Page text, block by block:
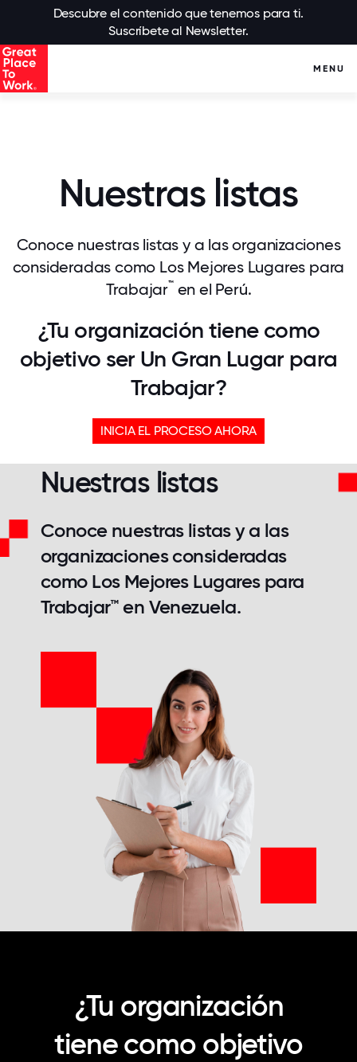
Descubre el contenido que tenemos para ti.
Suscríbete al Newsletter.
MENU
Nuestras listas
Conoce nuestras listas y a las organizaciones
consideradas como Los Mejores Lugares para
Trabajar™en el Perú.
¿Tu organización tiene como
objetivo ser Un Gran Lugar para
Trabajar?
INICIA EL PROCESO AHORA
Nuestras listas
Conoce nuestras listas y a las
organizaciones consideradas
como Los Mejores Lugares para
Trabajar™ en Venezuela.
¿Tu organización
tiene como objetivo